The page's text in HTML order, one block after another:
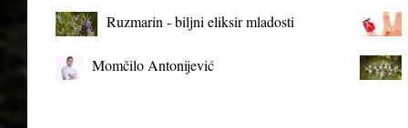
Ruzmarin - biljni eliksir mladosti
Momčilo Antonijević